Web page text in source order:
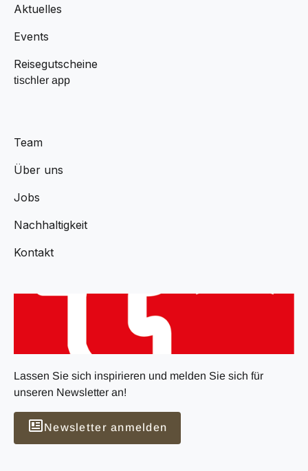
Aktuelles
Events
Reisegutscheine
tischler app
Team
Über uns
Jobs
Nachhaltigkeit
Kontakt
Lassen Sie sich inspirieren und melden Sie sich für
unseren Newsletter an!
Newsletter anmelden